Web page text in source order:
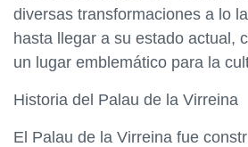
diversas transformaciones a lo
hasta llegar a su estado actual,
un lugar emblemático para la
Historia del Palau de la Virreina
El Palau de la Virreina fue